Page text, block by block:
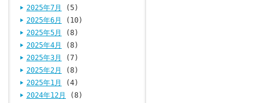
2025年7月
(5)
2025年6月
(10)
2025年5月
(8)
2025年4月
(8)
2025年3月
(7)
2025年2月
(8)
2025年1月
(4)
2024年12月
(8)